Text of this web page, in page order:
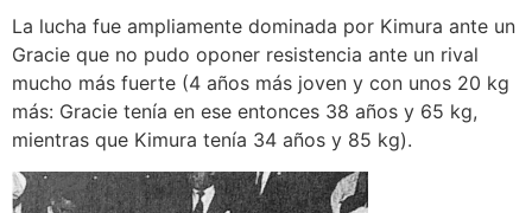
La lucha fue ampliamente dominada por Kimura ante un
Gracie que no pudo oponer resistencia ante un rival
mucho más fuerte (4 años más joven y con unos 20 kg
más: Gracie tenía en ese entonces 38 años y 65 kg,
mientras que Kimura tenía 34 años y 85 kg).